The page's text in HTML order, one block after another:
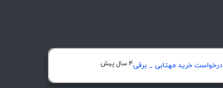
درخواست خرید مهتابی _ برقی4 سال پیش